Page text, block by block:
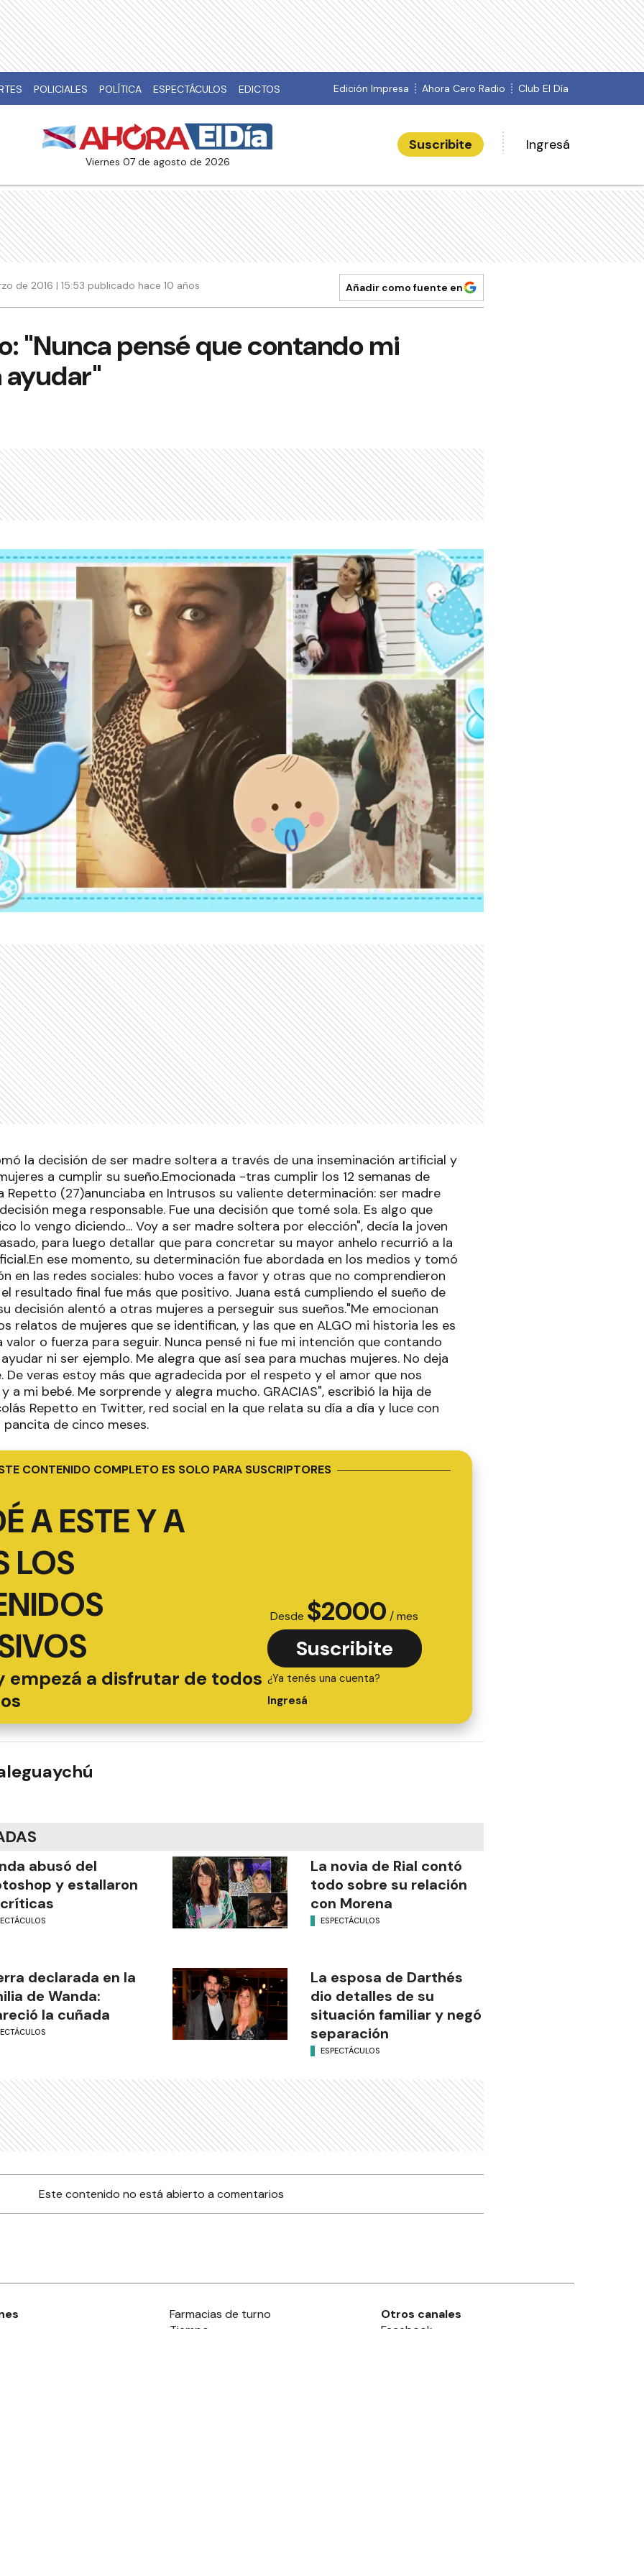
POLICIALES POLÍTICA ESPECTÁCULOS EDICTOS Edición Impresa Ahora Cero Radio Club El Día
viernes 07 de agosto de 2026
Suscribite Ingresá
de 2016 | 15:53 publicado hace 10 años Añadir como fuente en
"Nunca pensé que contando mi
la decisión de ser madre soltera a través de una inseminación artificial y
a cumplir su sueño.Emocionada -tras cumplir los 12 semanas de
Repetto (27)anunciaba en Intrusos su valiente determinación: ser madre
mega responsable. Fue una decisión que tomé sola. Es algo que
lo vengo diciendo... Voy a ser madre soltera por elección", decía la joven
para luego detallar que para concretar su mayor anhelo recurrió a la
ese momento, su determinación fue abordada en los medios y tomó
en las redes sociales: hubo voces a favor y otras que no comprendieron
resultado final fue más que positivo. Juana está cumpliendo el sueño de
decisión alentó a otras mujeres a perseguir sus sueños."Me emocionan
relatos de mujeres que se identifican, y las que en ALGO mi historia les es
valor o fuerza para seguir. Nunca pensé ni fue mi intención que contando
ni ser ejemplo. Me alegra que así sea para muchas mujeres. No deja
De veras estoy más que agradecida por el respeto y el amor que nos
a mi bebé. Me sorprende y alegra mucho. GRACIAS", escribió la hija de
Repetto en Twitter, red social en la que relata su día a día y luce con
de cinco meses.
CONTENIDO COMPLETO ES SOLO PARA SUSCRIPTORES
A ESTE Y A
LOS
empezá a disfrutar de todos
Desde $2000 / mes
Suscribite
¿Ya tenés una cuenta?
Ingresá
abusó del
y estallaron
La novia de Rial contó
todo sobre su relación
con Morena
ESPECTÁCULOS
declarada en la
de Wanda:
la cuñada
La esposa de Darthés
dio detalles de su
situación familiar y negó
separación
ESPECTÁCULOS
Este contenido no está abierto a comentarios
Farmacias de turno
Tiempo
Otros canales
Facebook